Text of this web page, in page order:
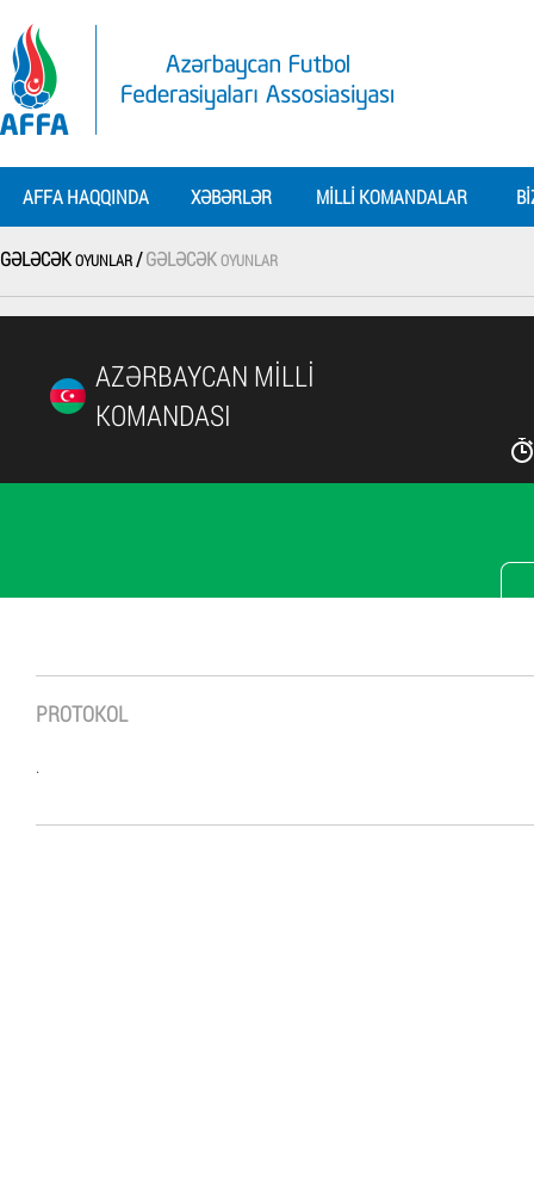
AFFA HAQQINDA XƏBƏRLƏR MILLI KOMANDALAR
GƏLƏCƏKOYUNLAR/GƏLƏCƏKOYUNLAR
AZƏRBAYCAN MILLI
KOMANDASI
PROTOKOL
.